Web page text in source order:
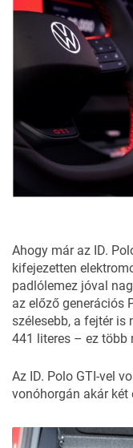
Ahogy már az ID.
kifejezetten
padlólemez jóval
az előző generációs
szélesebb, a fejtér is
441 literes – ez több
Az ID. Polo GTI-vel
vonóhorgán akár két